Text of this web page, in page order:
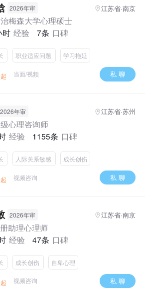
2026年审 江苏省·南京
梅森大学心理硕士
时 经验 7条 口碑
职业适应问题 学习拖延
起 当面/视频 私 聊
2026年审 江苏省·苏州
心理咨询师
经验 1155条 口碑
人际关系敏感 成长创伤
起 视频咨询 私 聊
2026年审 江苏省·南京
助理心理师
经验 47条 口碑
成长创伤 自卑心理
起 视频咨询 私 聊